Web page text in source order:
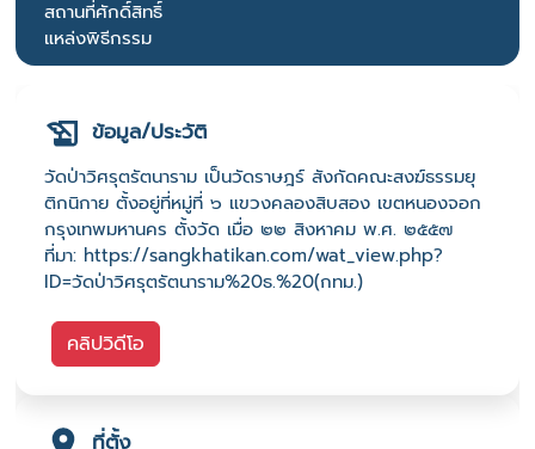
สถานที่ศักดิ์สิทธิ์
แหล่งพิธีกรรม
ข้อมูล/ประวัติ
วัดป่าวิศรุตรัตนาราม เป็นวัดราษฎร์ สังกัดคณะสงฆ์ธรรมยุ
ติกนิกาย ตั้งอยู่ที่หมู่ที่ ๖ แขวงคลองสิบสอง เขตหนองจอก
กรุงเทพมหานคร ตั้งวัด เมื่อ ๒๒ สิงหาคม พ.ศ. ๒๕๕๗
ที่มา: https://sangkhatikan.com/wat_view.php?
ID=วัดป่าวิศรุตรัตนาราม%20ธ.%20(กทม.)
คลิปวิดีโอ
ที่ตั้ง